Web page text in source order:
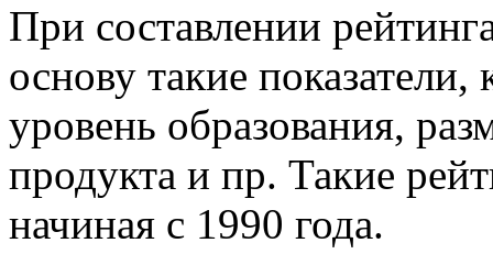
При составлении
основу такие
уровень образования,
продукта и пр. Такие
начиная с 1990 года.